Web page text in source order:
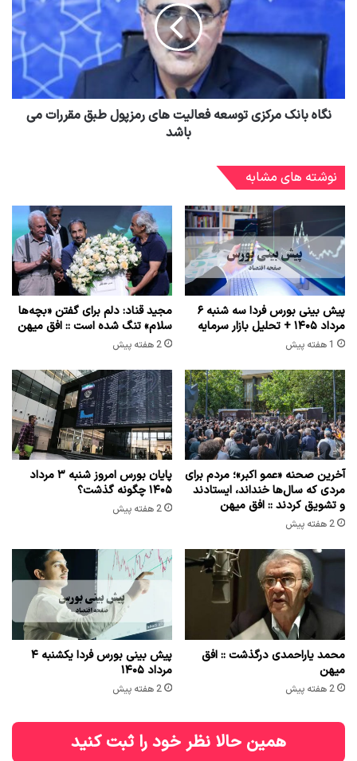
نگاه بانک مرکزی توسعه فعالیت های رمزپول طبق مقررات می
باشد
نوشته های مشابه
پیش بینی بورس فردا سه شنبه ۶
مرداد ۱۴۰۵ + تحلیل بازار سرمایه
1 هفته پیش
مجید قناد: دلم برای گفتن «بچه‌ها
سلام» تنگ شده است :: افق میهن
2 هفته پیش
آخرین صحنه «عمو اکبر»؛ مردم برای
مردی که سال‌ها خنداند، ایستادند
و تشویق کردند :: افق میهن
2 هفته پیش
پایان بورس امروز شنبه ۳ مرداد
۱۴۰۵ چگونه گذشت؟
2 هفته پیش
محمد یاراحمدی درگذشت :: افق
میهن
2 هفته پیش
پیش بینی بورس فردا یکشنبه ۴
مرداد ۱۴۰۵
2 هفته پیش
همین حالا نظر خود را ثبت کنید